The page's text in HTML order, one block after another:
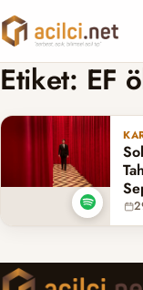
Etiket: EF